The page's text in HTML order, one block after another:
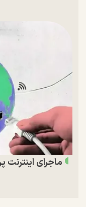
ماجرای اینترنت